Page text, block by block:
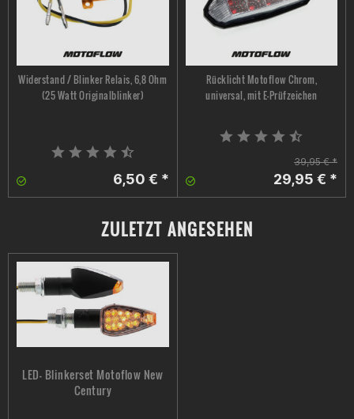
Widerstand / Blinker Relais, 6,8 Ohm
(25 Watt Originalblinker)
6,50 € *
Rücklicht Motoflow Chrom,
universal, mit E-Prüfzeichen
39,95 € *
29,95 € *
ZULETZT ANGESEHEN
LED- Blinkerset Motoflow New
Century